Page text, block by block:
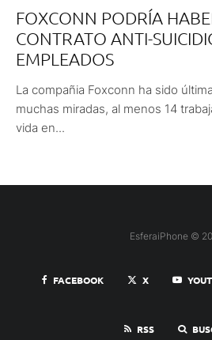
FOXCONN PODRÍA
CONTRATO ANTI-
EMPLEADOS
La compañia Foxconn ha sido
muchas miradas, al menos 14
vida en...
EsferaiPhone ©
FACEBOOK X
RSS